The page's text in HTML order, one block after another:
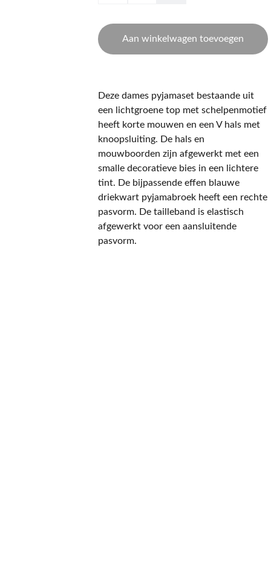
Aan winkelwagen toevoegen
Deze dames pyjamaset bestaande uit
een lichtgroene top met schelpenmotief
heeft korte mouwen en een V hals met
knoopsluiting. De hals en
mouwboorden zijn afgewerkt met een
smalle decoratieve bies in een lichtere
tint. De bijpassende effen blauwe
driekwart pyjamabroek heeft een rechte
pasvorm. De tailleband is elastisch
afgewerkt voor een aansluitende
pasvorm.